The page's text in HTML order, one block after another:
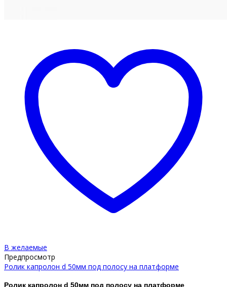
В желаемые
Предпросмотр
Ролик капролон d 50мм под полосу на платформе
Ролик капролон d 50мм под полосу на платформе